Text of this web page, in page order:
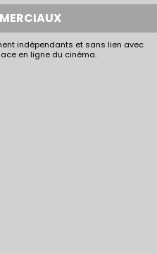
indépendants et sans lien avec
en ligne du cinéma.